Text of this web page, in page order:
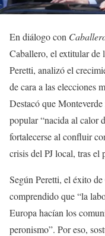
En diálogo con
Caballero, el extitular
Peretti, analizó el
de cara a las elecciones
Destacó que
popular “nacida al calor
fortalecerse al confluir
crisis del PJ local, tras el
Según Peretti, el éxito
comprendido que “la
Europa hacían los
peronismo”. Por eso,